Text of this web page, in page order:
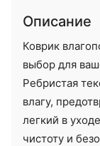
Описание
Коврик
выбор для
Ребристая
влагу,
легкий в
чистоту и